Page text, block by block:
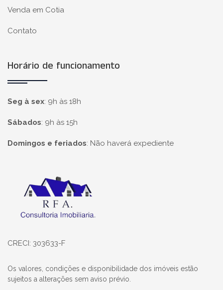
Venda em Cotia
Contato
Horário de funcionamento
Seg à sex: 9h às 18h
Sábados: 9h às 15h
Domingos e feriados: Não haverá expediente
Página inicial
CRECI: 303633-F
Os valores, condições e disponibilidade dos imóveis estão
sujeitos a alterações sem aviso prévio.